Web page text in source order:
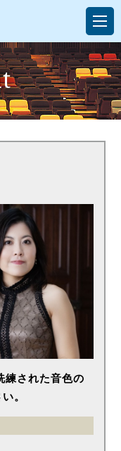
練された音色の
。